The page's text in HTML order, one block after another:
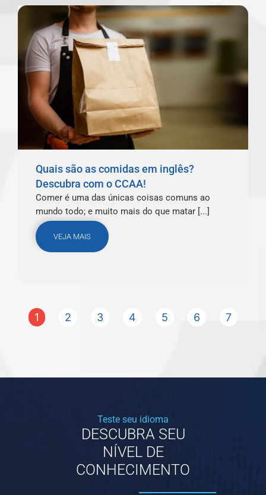
Quais são as comidas em inglês?
Descubra com o CCAA!
Comer é uma das únicas coisas comuns ao
mundo todo; e muito mais do que matar [...]
VEJA MAIS
1 2 3 4 5 6 7
Teste seu idioma
DESCUBRA SEU
NÍVEL DE
CONHECIMENTO